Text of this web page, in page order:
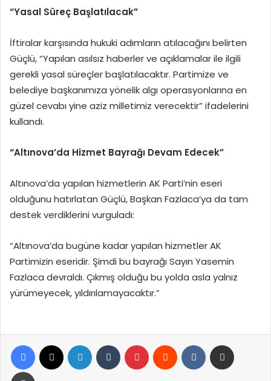
“Yasal Süreç Başlatılacak”
İftiralar karşısında hukuki adımların atılacağını belirten
Güçlü, “Yapılan asılsız haberler ve açıklamalar ile ilgili
gerekli yasal süreçler başlatılacaktır. Partimize ve
belediye başkanımıza yönelik algı operasyonlarına en
güzel cevabı yine aziz milletimiz verecektir” ifadelerini
kullandı.
“Altınova’da Hizmet Bayrağı Devam Edecek”
Altınova’da yapılan hizmetlerin AK Parti’nin eseri
olduğunu hatırlatan Güçlü, Başkan Fazlaca’ya da tam
destek verdiklerini vurguladı:
“Altınova’da bugüne kadar yapılan hizmetler AK
Partimizin eseridir. Şimdi bu bayrağı Sayın Yasemin
Fazlaca devraldı. Çıkmış olduğu bu yolda asla yalnız
yürümeyecek, yıldırılamayacaktır.”
Facebook LinkedIn Tumblr Pinterest Reddit VKontakte
Yazdır